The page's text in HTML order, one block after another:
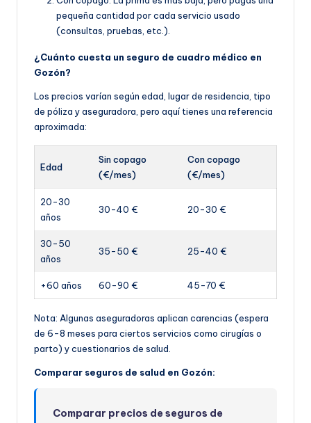
pequeña cantidad por cada servicio usado
(consultas, pruebas, etc.).
¿Cuánto cuesta un seguro de cuadro médico en
Gozón?
Los precios varían según edad, lugar de residencia, tipo
de póliza y aseguradora, pero aquí tienes una referencia
aproximada:
Edad
Sin copago
(€/mes)
Con copago
(€/mes)
20-30
años
30-40 € 20-30 €
30-50
años
35-50 € 25-40 €
+60 años 60-90 € 45-70 €
Nota: Algunas aseguradoras aplican carencias (espera
de 6-8 meses para ciertos servicios como cirugías o
parto) y cuestionarios de salud.
Comparar seguros de salud en Gozón:
Comparar precios de seguros de